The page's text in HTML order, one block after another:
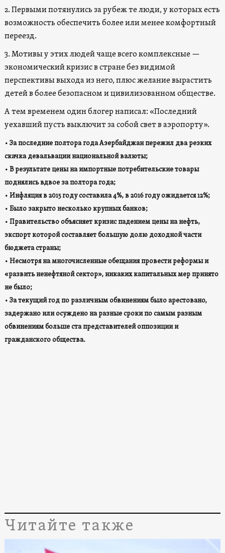
2. Первыми потянулись за рубеж те люди, у которых есть
возможность обеспечить более или менее комфортный
переезд.
3. Мотивы у этих людей чаще всего комплексные —
экономический кризис в стране без видимой
перспективы выхода из него, плюс желание вырастить
детей в более безопасном и цивилизованном обществе.
А тем временем один блогер написал: «Последний
уехавший пусть выключит за собой свет в аэропорту».
• За последние полтора года Азербайджан пережил два резких
скачка девальвации национальной валюты;
• В результате цены на импортные потребительские товары
поднялись вдвое за полтора года;
• Инфляция в 2015 году составила 4%, в 2016 году ожидается 12%;
• Было закрыто несколько крупных банков;
• Правительство объясняет кризис падением цены на нефть,
экспорт которой составляет большую долю доходной части
бюджета страны;
• Несмотря на многочисленные обещания провести реформы и
«развить ненефтяной сектор», никаких капитальных мер принято
не было;
• За текущий год по различным обвинениям было арестовано,
задержано или осуждено на разные сроки по самым разным
обвинениям больше ста представителей оппозиции и
гражданского общества.
Читайте также